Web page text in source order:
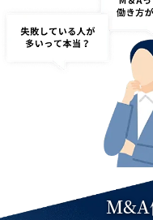
M&A